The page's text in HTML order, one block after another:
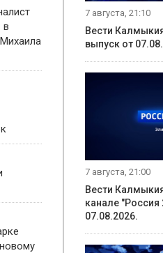
в
7 августа, 21:10
Вести
выпуск от
7 августа, 21:00
Вести
канале "Россия
07.08.2026.